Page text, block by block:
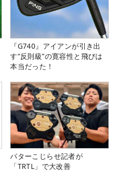
『G740』アイアンが引き出
す“反則級”の寛容性と飛びは
本当だった！
パターこじらせ記者が
「TRTL」で大改善